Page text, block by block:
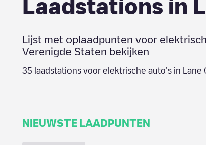
Laadstations in
Lijst met oplaadpunten voor
Verenigde Staten bekijken
35 laadstations voor elektrische auto's in
NIEUWSTE LAADPUNTEN